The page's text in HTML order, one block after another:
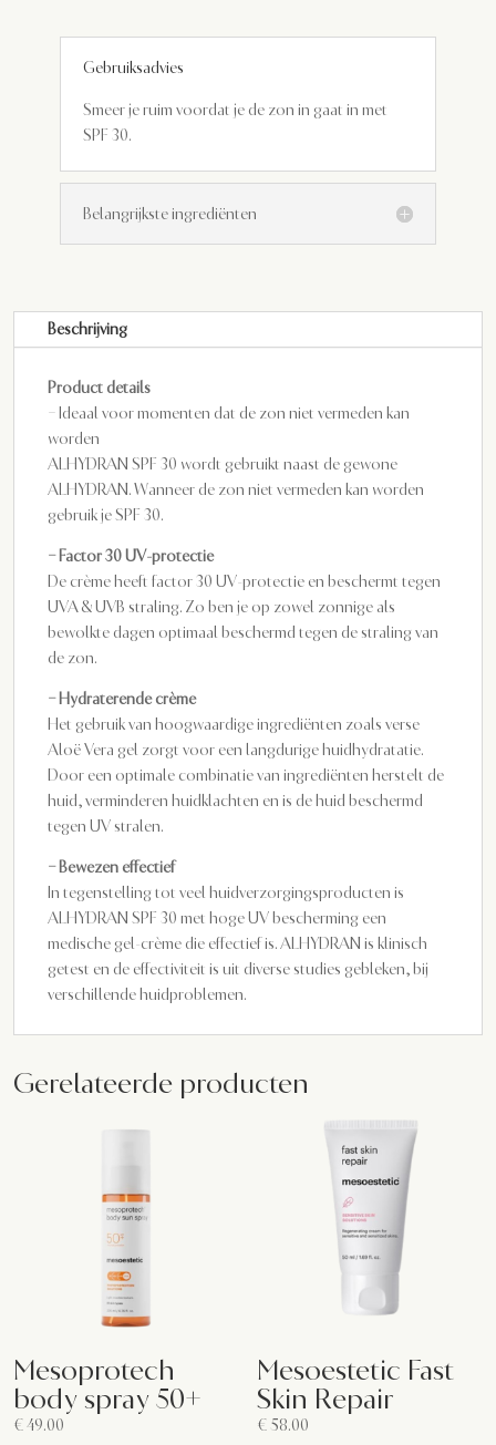
Gebruiksadvies
Smeer je ruim voordat je de zon in gaat in met
SPF 30.
Belangrijkste ingrediënten
Beschrijving
Product details
– Ideaal voor momenten dat de zon niet vermeden kan
worden
ALHYDRAN SPF 30 wordt gebruikt naast de gewone
ALHYDRAN. Wanneer de zon niet vermeden kan worden
gebruik je SPF 30.
– Factor 30 UV-protectie
De crème heeft factor 30 UV-protectie en beschermt tegen
UVA & UVB straling. Zo ben je op zowel zonnige als
bewolkte dagen optimaal beschermd tegen de straling van
de zon.
– Hydraterende crème
Het gebruik van hoogwaardige ingrediënten zoals verse
Aloë Vera gel zorgt voor een langdurige huidhydratatie.
Door een optimale combinatie van ingrediënten herstelt de
huid, verminderen huidklachten en is de huid beschermd
tegen UV stralen.
– Bewezen effectief
In tegenstelling tot veel huidverzorgingsproducten is
ALHYDRAN SPF 30 met hoge UV bescherming een
medische gel-crème die effectief is. ALHYDRAN is klinisch
getest en de effectiviteit is uit diverse studies gebleken, bij
verschillende huidproblemen.
Gerelateerde producten
Mesoprotech
body spray 50+
€49.00
Mesoestetic Fast
Skin Repair
€ 58.00